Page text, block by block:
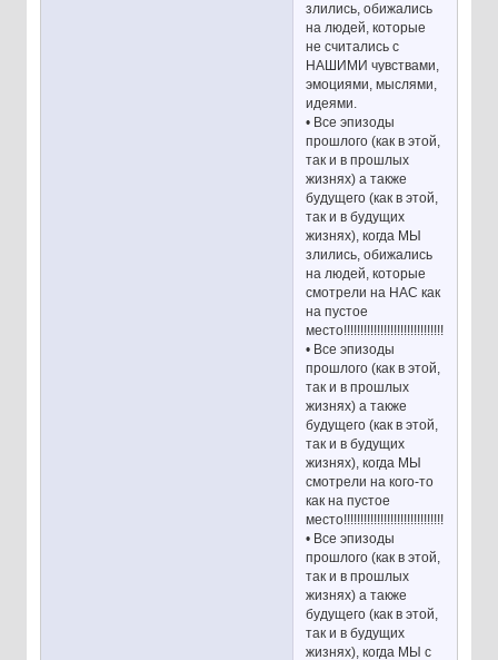
злились, обижались
на людей, которые
не считались с
НАШИМИ чувствами,
эмоциями, мыслями,
идеями.
• Все эпизоды
прошлого (как в этой,
так и в прошлых
жизнях) а также
будущего (как в этой,
так и в будущих
жизнях), когда МЫ
злились, обижались
на людей, которые
смотрели на НАС как
на пустое
место!!!!!!!!!!!!!!!!!!!!!!!!!!!!!!!!!!!
• Все эпизоды
прошлого (как в этой,
так и в прошлых
жизнях) а также
будущего (как в этой,
так и в будущих
жизнях), когда МЫ
смотрели на кого-то
как на пустое
место!!!!!!!!!!!!!!!!!!!!!!!!!!!!!!!!!!!
• Все эпизоды
прошлого (как в этой,
так и в прошлых
жизнях) а также
будущего (как в этой,
так и в будущих
жизнях), когда МЫ с